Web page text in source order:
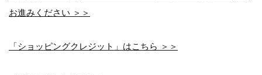
お進みください ＞＞
「ショッピングクレジット」はこちら ＞＞